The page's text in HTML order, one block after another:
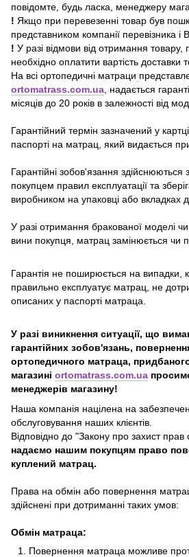
повідомте, будь ласка, менеджеру
! Якщо при перевезенні товар був
представником компанії перевізника і
! У разі відмови від отримання товару,
необхідно оплатити вартість доставки
На всі ортопедичні матраци
ortomatrass.com.ua , надається
місяців до 20 років в залежності від
Гарантійний термін зазначений у
паспорті на матрац, який видається
Гарантійні зобов'язання
покупцем правил експлуатації та
виробником на упаковці або вкладках
У разі отримання бракованої моделі
вини покупця, матрац замінюється чи
Гарантія не поширюється на випадки,
правильно експлуатує матрац, не
описаних у паспорті матраца.
У разі виникнення ситуації, що
гарантійних зобов'язань,
ортопедичного матраца,
магазині ortomatrass.com.ua
менеджерів магазину!
Наша компанія націлена на
обслуговування наших клієнтів.
Відповідно до "Закону про захист
надаємо нашим покупцям право
куплений матрац.
Права на обмін або повернення
здійснені при дотриманні таких умов:
Обмін матраца:
Повернення матраца можливе